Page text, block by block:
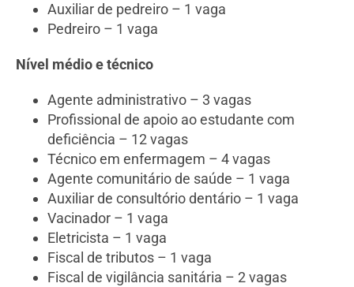
Auxiliar de pedreiro – 1 vaga
Pedreiro – 1 vaga
Nível médio e técnico
Agente administrativo – 3 vagas
Profissional de apoio ao estudante com
deficiência – 12 vagas
Técnico em enfermagem – 4 vagas
Agente comunitário de saúde – 1 vaga
Auxiliar de consultório dentário – 1 vaga
Vacinador – 1 vaga
Eletricista – 1 vaga
Fiscal de tributos – 1 vaga
Fiscal de vigilância sanitária – 2 vagas